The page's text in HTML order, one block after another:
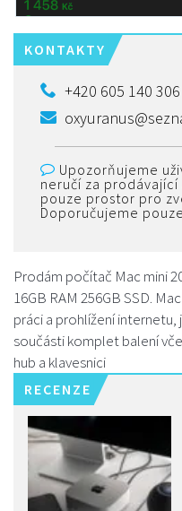
KONTAKTY
+420 605 140 306
Upozorňujeme
neručí za
pouze prostor pro
Doporučujeme
Prodám počítač Mac mini
16GB RAM 256GB SSD.
práci a prohlížení internetu,
součásti komplet balení
hub a klavesnici
RECENZE